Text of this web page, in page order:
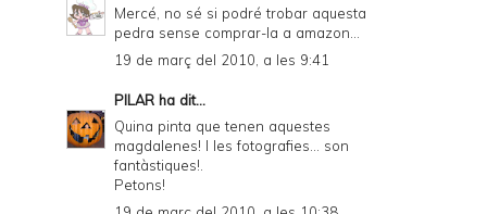
Mercé, no sé si podré trobar aquesta
pedra sense comprar-la a amazon...
19 de març del 2010, a les 9:41
PILAR ha dit...
Quina pinta que tenen aquestes
magdalenes! I les fotografies... son
fantàstiques!.
Petons!